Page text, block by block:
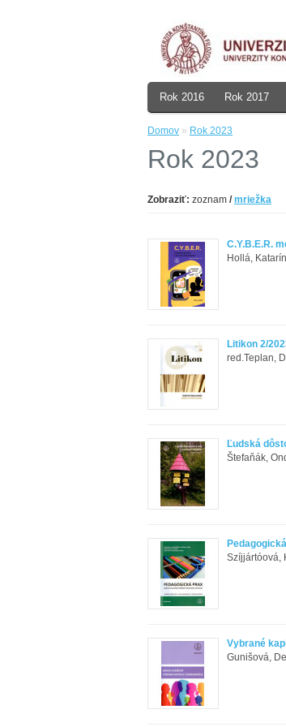
Rok 2016 Rok 2017
Domov » Rok 2023
Rok 2023
Zobraziť: zoznam / mriežka
C.Y.B.E.R.
Hollá,
Litikon 2/
red.Teplan,
Ľudská
Štefaňák,
Szíjjártóová,
Vybrané
Gunišová,